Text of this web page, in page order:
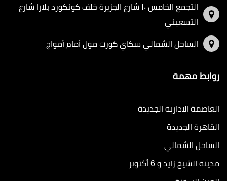
التجمع الخامس ١٠ شارع الجزيرة خلف كونكورد بلازا شارع
التسعيني
الساحل الشمالي سكاي كورت مول أمام أمواج
روابط مهمة
العاصمة الادارية الجديدة
القاهرة الجديدة
الساحل الشمالي
مدينة الشيخ زايد و 6 أكتوبر